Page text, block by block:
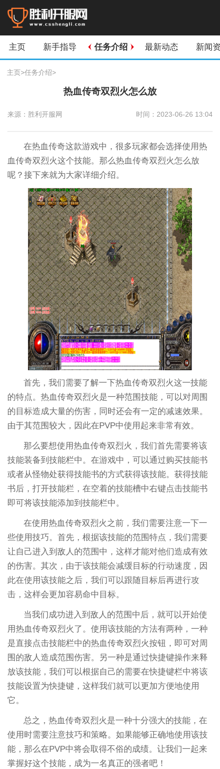
主页 新手指导 任务介绍 最新动态 新闻
主页>任务介绍>
热血传奇双烈火怎么放
来源：胜利开服网 时间：2023-06-26 13:04
在热血传奇这款游戏中，很多玩家都会选择使用热
血传奇双烈火这个技能。那么热血传奇双烈火怎么放
呢？接下来就为大家详细介绍。
首先，我们需要了解一下热血传奇双烈火这一技能
的特点。热血传奇双烈火是一种范围技能，可以对周围
的目标造成大量的伤害，同时还会有一定的减速效果。
由于其范围较大，因此在PVP中使用起来非常有效。
那么要想使用热血传奇双烈火，我们首先需要将该
技能装备到技能栏中。在游戏中，可以通过购买技能书
或者从怪物处获得技能书的方式获得该技能。获得技能
书后，打开技能栏，在空着的技能槽中右键点击技能书
即可将该技能添加到技能栏中。
在使用热血传奇双烈火之前，我们需要注意一下一
些使用技巧。首先，根据该技能的范围特点，我们需要
让自己进入到敌人的范围中，这样才能对他们造成有效
的伤害。其次，由于该技能会减缓目标的行动速度，因
此在使用该技能之后，我们可以跟随目标后再进行攻
击，这样会更加容易命中目标。
当我们成功进入到敌人的范围中后，就可以开始使
用热血传奇双烈火了。使用该技能的方法有两种，一种
是直接点击技能栏中的热血传奇双烈火按钮，即可对周
围的敌人造成范围伤害。另一种是通过快捷键操作来释
放该技能，我们可以根据自己的需要在快捷键栏中将该
技能设置为快捷键，这样我们就可以更加方便地使用
它。
总之，热血传奇双烈火是一种十分强大的技能，在
使用时需要注意技巧和策略。如果能够正确地使用该技
能，那么在PVP中将会取得不俗的成绩。让我们一起来
掌握好这个技能，成为一名真正的强者吧！